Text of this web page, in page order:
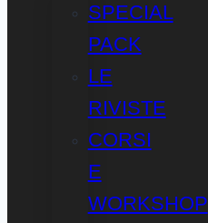
SPECIAL
PACK
LE
RIVISTE
CORSI
E
WORKSHOP